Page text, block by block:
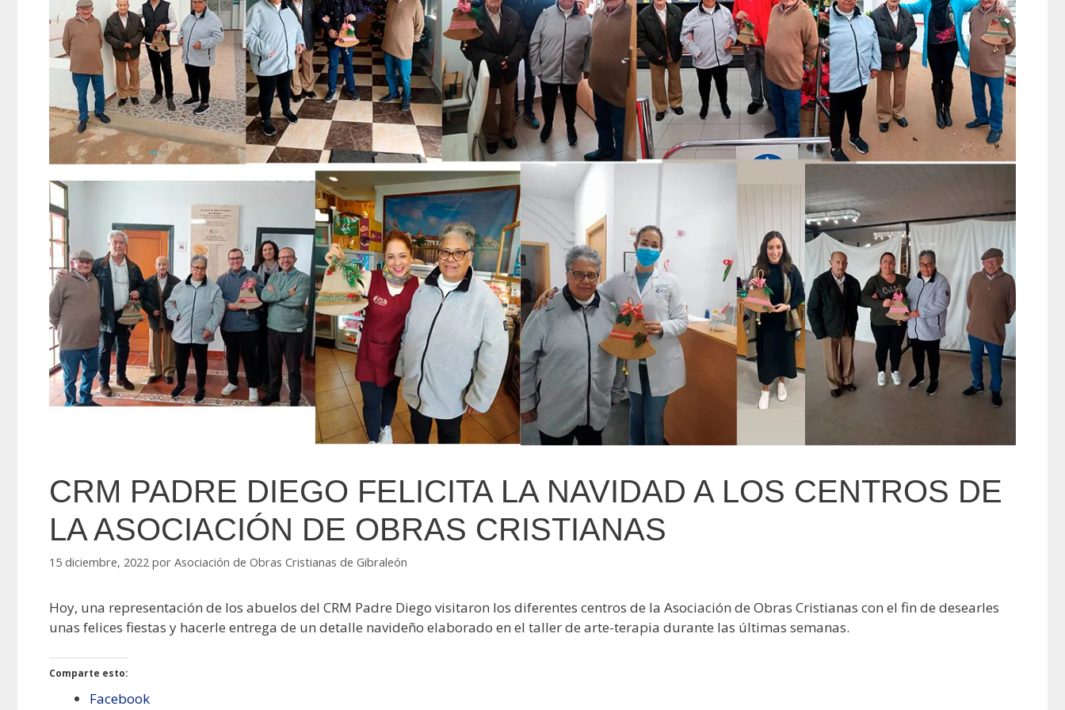
CRM PADRE DIEGO FELICITA LA NAVIDAD A LOS CENTROS DE
LA ASOCIACIÓN DE OBRAS CRISTIANAS
15 diciembre, 2022 por Asociación de Obras Cristianas de Gibraleón
Hoy, una representación de los abuelos del CRM Padre Diego visitaron los diferentes centros de la Asociación de Obras Cristianas con el fin de desearles
unas felices fiestas y hacerle entrega de un detalle navideño elaborado en el taller de arte-terapia durante las últimas semanas.
Comparte esto:
Facebook